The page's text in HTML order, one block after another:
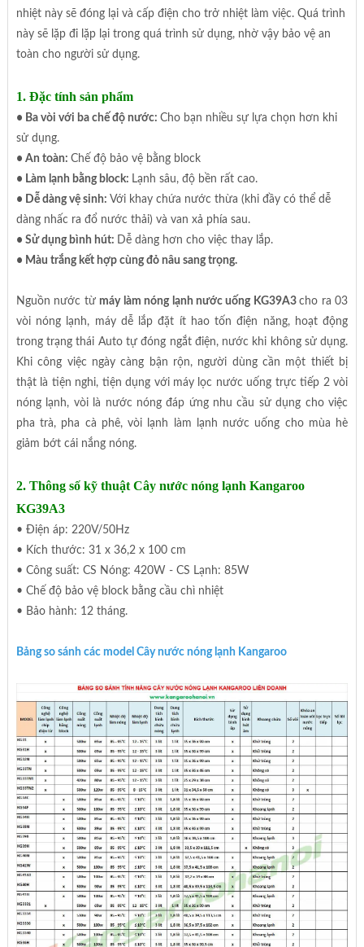
nhiệt này sẽ đóng lại và cấp điện cho trở nhiệt làm việc. Quá trình
này sẽ lặp đi lặp lại trong quá trình sử dụng, nhờ vậy bảo vệ an
toàn cho người sử dụng.
1. Đặc tính sản phẩm
• Ba vòi với ba chế độ nước: Cho bạn nhiều sự lựa chọn hơn khi
sử dụng.
• An toàn: Chế độ bảo vệ bằng block
• Làm lạnh bằng block: Lạnh sâu, độ bền rất cao.
• Dễ dàng vệ sinh: Với khay chứa nước thừa (khi đầy có thể dễ
dàng nhấc ra đổ nước thải) và van xả phía sau.
• Sử dụng bình hút: Dễ dàng hơn cho việc thay lắp.
• Màu trắng kết hợp cùng đỏ nâu sang trọng.
Nguồn nước từmáy làm nóng lạnh nước uống KG39A3cho ra 03
vòi nóng lạnh, máy dễ lắp đặt ít hao tốn điện năng, hoạt động
trong trạng thái Auto tự đóng ngắt điện, nước khi không sử dụng.
Khi công việc ngày càng bận rộn, người dùng cần một thiết bị
thật là tiện nghi, tiện dụng với máy lọc nước uống trực tiếp 2 vòi
nóng lạnh, vòi là nước nóng đáp ứng nhu cầu sử dụng cho việc
pha trà, pha cà phê, vòi lạnh làm lạnh nước uống cho mùa hè
giảm bớt cái nắng nóng.
2. Thông số kỹ thuật Cây nước nóng lạnh Kangaroo
KG39A3
• Điện áp: 220V/50Hz
• Kích thước: 31 x 36,2 x 100 cm
• Công suất: CS Nóng: 420W - CS Lạnh: 85W
• Chế độ bảo vệ block bằng cầu chì nhiệt
• Bảo hành: 12 tháng.
Bảng so sánh các model Cây nước nóng lạnh Kangaroo